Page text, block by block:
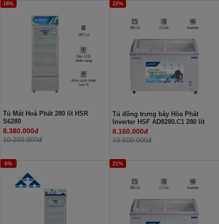
18%
Tủ Mát Hoà Phát 280 lít HSR
S6280
8.380.000đ
10.200.000đ
22%
Tủ đông trưng bày Hòa Phát
Inverter HSF AD8280.C1 280 lít
8.160.000đ
10.500.000đ
5% 21%